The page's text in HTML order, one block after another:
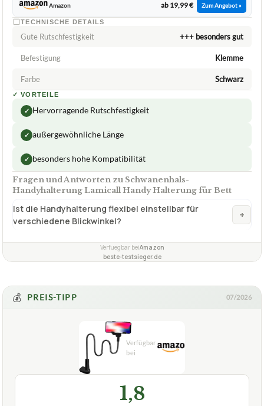
Amazon ab 19,99 € Zum Angebot »
TECHNISCHE DETAILS
Gute Rutschfestigkeit +++ besonders gut
Befestigung Klemme
Farbe Schwarz
✓ VORTEILE
✓ Hervorragende Rutschfestigkeit
✓ außergewöhnliche Länge
✓ besonders hohe Kompatibilität
Fragen und Antworten zu Schwanenhals-
Handyhalterung Lamicall Handy Halterung für Bett
Ist die Handyhalterung flexibel einstellbar für
verschiedene Blickwinkel?
+
Verfuegbar beiAmazon
beste-testsieger.de
💰 PREIS-TIPP 07/2026
1,8